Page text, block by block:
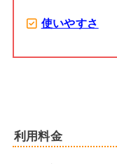
使いやすさ
利用料金